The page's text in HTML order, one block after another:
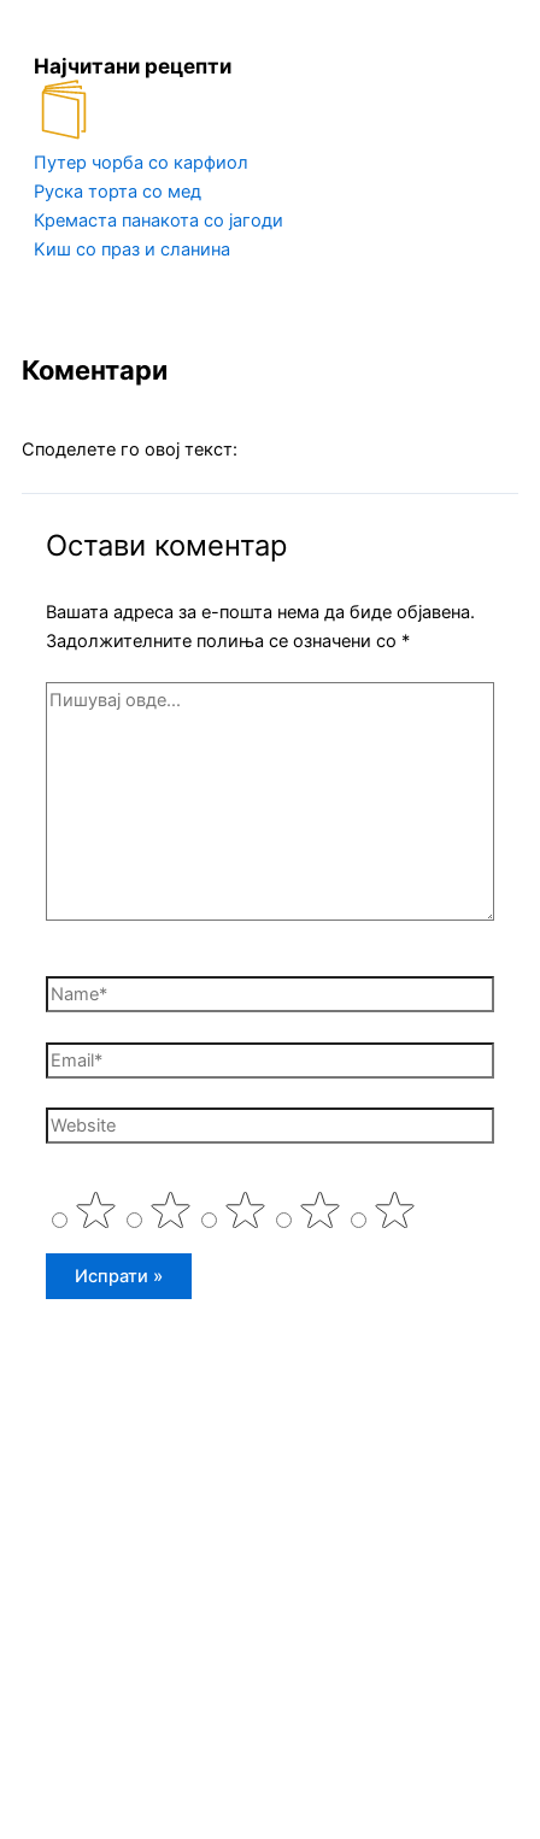
Најчитани рецепти
Путер чорба со карфиол
Руска торта со мед
Кремаста панакота со јагоди
Kиш со праз и сланина
Коментари
Споделете го овој текст:
Остави коментар
Вашата адреса за е-пошта нема да биде објавена.
Задолжителните полиња се означени со *
Пишувај
Name*
Email*
Website